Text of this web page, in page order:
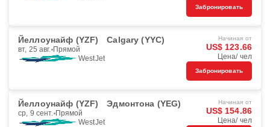
Забронировать
Йеллоунайф (YZF) Calgary (YYC)
вт, 25 авг. Прямой
WestJet
Начиная от
US$ 123.66
Цена/ чел
Забронировать
Йеллоунайф (YZF) Эдмонтона (YEG)
ср, 9 сент. Прямой
WestJet
Начиная от
US$ 154.86
Цена/ чел